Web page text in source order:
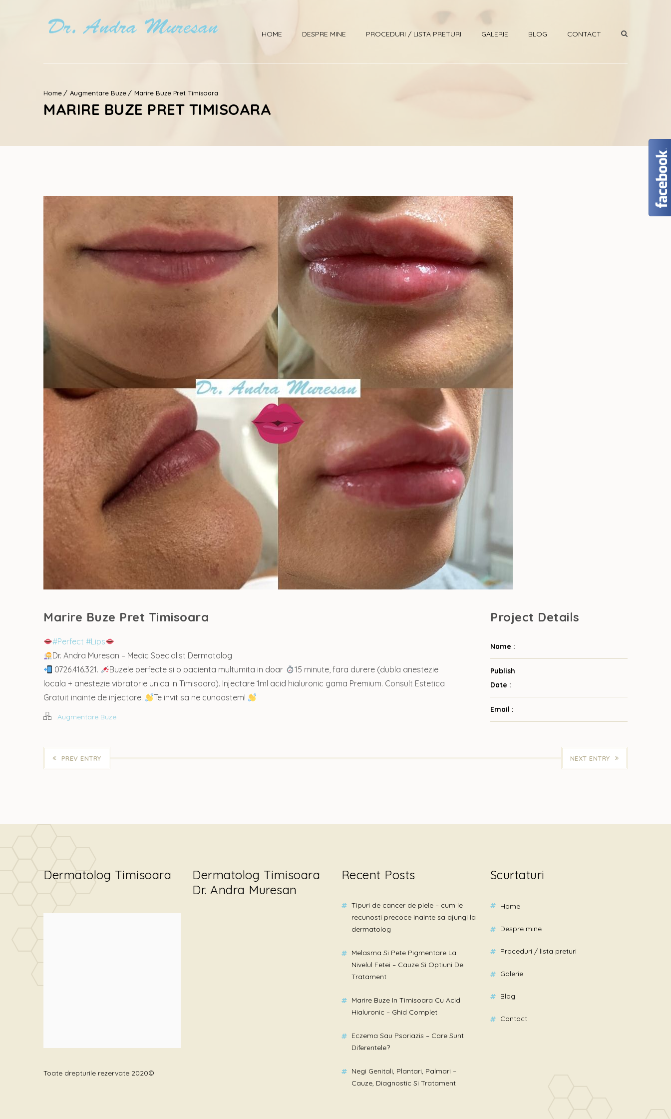
HOME DESPRE MINE PROCEDURI / LISTA PRETURI GALERIE BLOG CONTACT
Home Augmentare Buze Marire Buze Pret Timisoara
MARIRE BUZE PRET TIMISOARA
Marire Buze Pret Timisoara
#Perfect #Lips
Dr. Andra Muresan – Medic Specialist Dermatolog
0726.416.321.
Buzele perfecte si o pacienta multumita in doar
15 minute, fara durere (dubla anestezie
locala + anestezie vibratorie unica in Timisoara). Injectare 1ml acid hialuronic gama Premium. Consult Estetica
Gratuit inainte de injectare.
Te invit sa ne cunoastem!
Augmentare Buze
Project Details
Name :
Publish
Date :
Email :
PREV ENTRY NEXT ENTRY
Dermatolog Timisoara
Toate drepturile rezervate 2020©
Dermatolog Timisoara
Dr. Andra Muresan
Recent Posts
Tipuri de cancer de piele – cum le
recunosti precoce inainte sa ajungi la
dermatolog
Melasma Si Pete Pigmentare La
Nivelul Fetei – Cauze Si Optiuni De
Tratament
Marire Buze In Timisoara Cu Acid
Hialuronic – Ghid Complet
Eczema Sau Psoriazis – Care Sunt
Diferentele?
Negi Genitali, Plantari, Palmari –
Cauze, Diagnostic Si Tratament
Scurtaturi
home
despre mine
proceduri / lista preturi
galerie
blog
contact